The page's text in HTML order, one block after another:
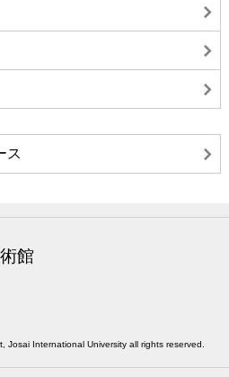
ス
館
International University all rights reserved.